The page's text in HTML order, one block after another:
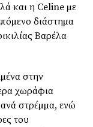
και η Celine µε
διάστηµα
Βαρέλα
στην
χωράφια
στρέµµα, ενώ
του